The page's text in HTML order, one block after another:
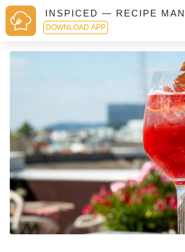
INSPICED — RECIPE
DOWNLOAD APP